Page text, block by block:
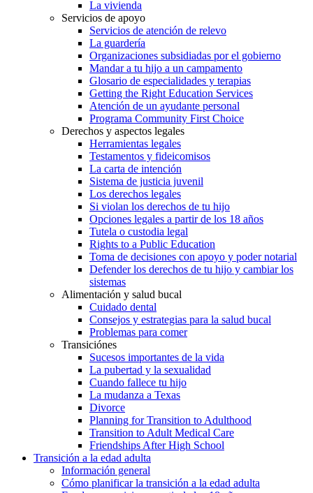
La vivienda
Servicios de apoyo
Servicios de atención de relevo
La guardería
Organizaciones subsidiadas por el gobierno
Mandar a tu hijo a un campamento
Glosario de especialidades y terapias
Getting the Right Education Services
Atención de un ayudante personal
Programa Community First Choice
Derechos y aspectos legales
Herramientas legales
Testamentos y fideicomisos
La carta de intención
Sistema de justicia juvenil
Los derechos legales
Si violan los derechos de tu hijo
Opciones legales a partir de los 18 años
Tutela o custodia legal
Rights to a Public Education
Toma de decisiones con apoyo y poder notarial
Defender los derechos de tu hijo y cambiar los
sistemas
Alimentación y salud bucal
Cuidado dental
Consejos y estrategias para la salud bucal
Problemas para comer
Transiciónes
Sucesos importantes de la vida
La pubertad y la sexualidad
Cuando fallece tu hijo
La mudanza a Texas
Divorce
Planning for Transition to Adulthood
Transition to Adult Medical Care
Friendships After High School
Transición a la edad adulta
Información general
Cómo planificar la transición a la edad adulta